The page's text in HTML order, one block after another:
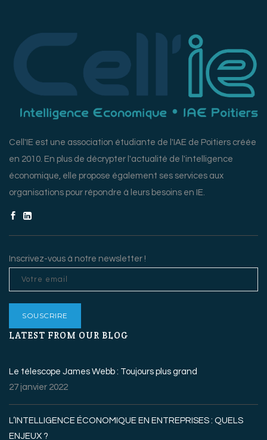
Cell'IE est une association étudiante de l'IAE de Poitiers créée
en 2010. En plus de décrypter l'actualité de l'intelligence
économique, elle propose également ses services aux
organisations pour répondre à leurs besoins en IE.
Inscrivez-vous à notre newsletter !
LATEST FROM OUR BLOG
Le télescope James Webb : Toujours plus grand
27 janvier 2022
L’INTELLIGENCE ÉCONOMIQUE EN ENTREPRISES : QUELS
ENJEUX ?